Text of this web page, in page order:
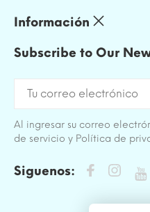
Información
Subscribe to Our
Al ingresar su correo
de servicio y Política de
Siguenos: